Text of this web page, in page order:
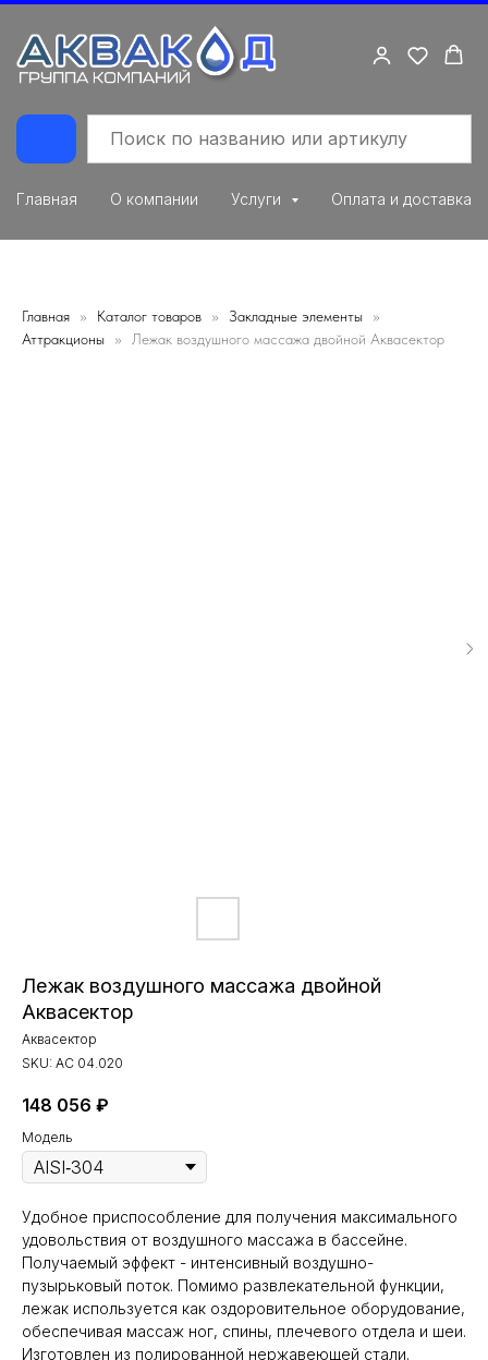
Главная О компании Услуги Оплата и доставка
Главная Каталог товаров
Закладные элементы
Аттракционы
Лежак воздушного массажа двойной Аквасектор
Лежак воздушного массажа двойной
Аквасектор
Аквасектор
SKU: АС 04.020
148 056 ₽
Модель
Удобное приспособление для получения максимального
удовольствия от воздушного массажа в бассейне.
Получаемый эффект - интенсивный воздушно-
пузырьковый поток. Помимо развлекательной функции,
лежак используется как оздоровительное оборудование,
обеспечивая массаж ног, спины, плечевого отдела и шеи.
Изготовлен из полированной нержавеющей стали.